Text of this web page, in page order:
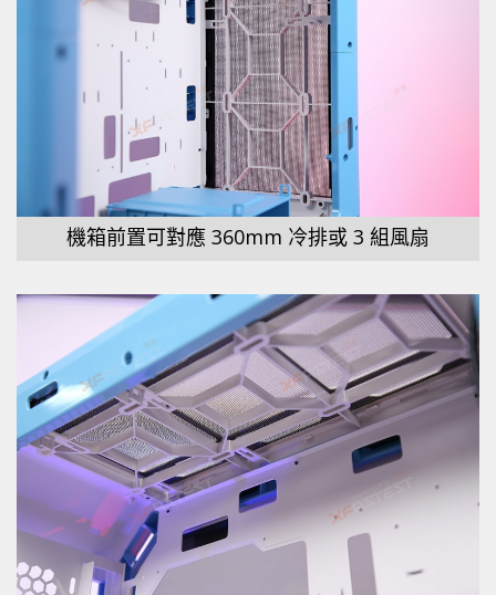
機箱前置可對應 360mm 冷排或 3 組風扇